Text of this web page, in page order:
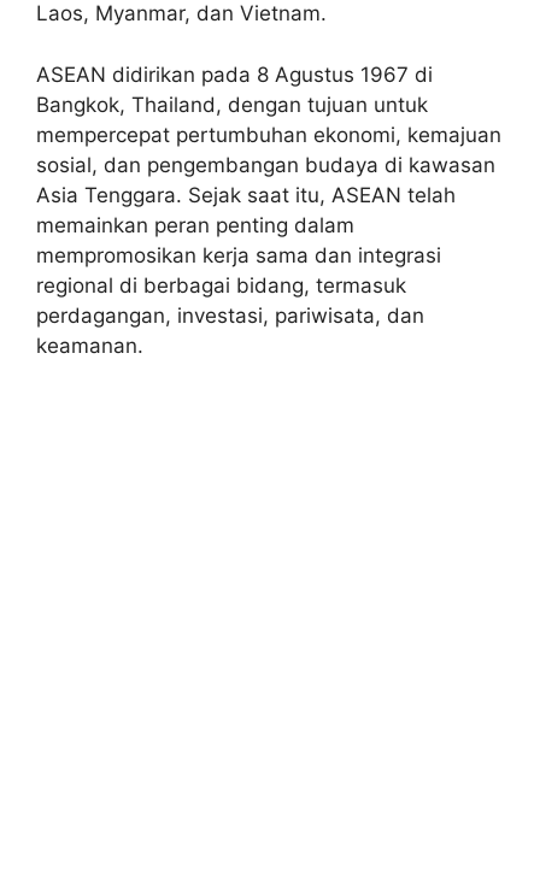
Laos, Myanmar, dan Vietnam.
ASEAN didirikan pada 8 Agustus 1967 di
Bangkok, Thailand, dengan tujuan untuk
mempercepat pertumbuhan ekonomi, kemajuan
sosial, dan pengembangan budaya di kawasan
Asia Tenggara. Sejak saat itu, ASEAN telah
memainkan peran penting dalam
mempromosikan kerja sama dan integrasi
regional di berbagai bidang, termasuk
perdagangan, investasi, pariwisata, dan
keamanan.